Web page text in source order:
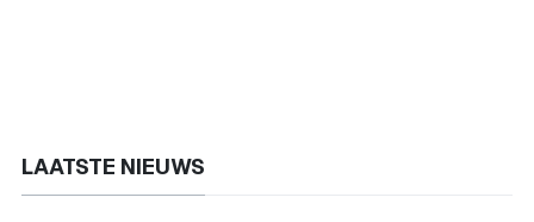
LAATSTE NIEUWS